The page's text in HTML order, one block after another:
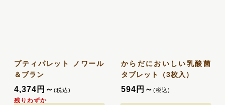
プティパレット ノワール
＆ブラン
4,374 円 ～(税込)
残りわずか
からだにおいしい乳酸菌
タブレット（3枚入）
594 円 ～ (税込)